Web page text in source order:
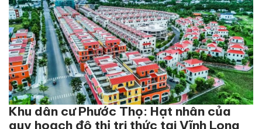
Khu dân cư Phước Thọ: Hạt nhân của
quy hoạch đô thị tri thức tại Vĩnh Long